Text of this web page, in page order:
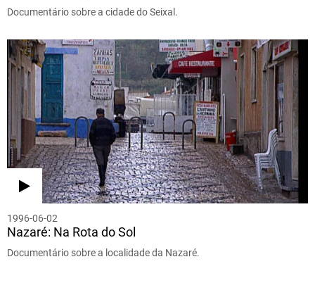
Documentário sobre a cidade do Seixal.
1996-06-02
Nazaré: Na Rota do Sol
Documentário sobre a localidade da Nazaré.